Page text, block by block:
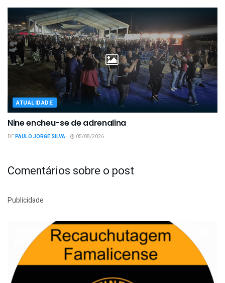
ATUALIDADE
Nine encheu-se de adrenalina
DEPAULO JORGE SILVA 05/08/2026
Comentários sobre o post
Publicidade